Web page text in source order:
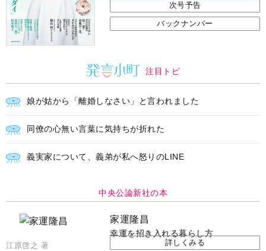
次号予告
バックナンバー
注目トピ
娘が姑から「離婚しなさい」と言われました
同僚の心無い言葉に気持ちが折れた
義実家について、義弟が私へ怒りのLINE
中央公論新社の本
家運隆昌
幸運を招き入れる暮らし方
江原啓之 著 詳しくみる